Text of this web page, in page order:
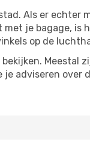
Als er echter
je bagage, is
op de
Meestal
adviseren over